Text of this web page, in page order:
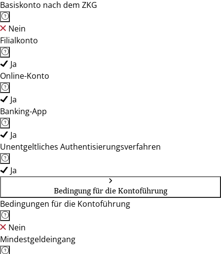
Basiskonto nach dem ZKG
Nein
Filialkonto
Ja
Online-Konto
Ja
Banking-App
Ja
Unentgeltliches Authentisierungsverfahren
Ja
Bedingung für die Kontoführung
Bedingungen für die Kontoführung
Nein
Mindestgeldeingang